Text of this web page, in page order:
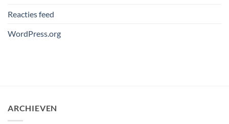
Reacties feed
WordPress.org
ARCHIEVEN